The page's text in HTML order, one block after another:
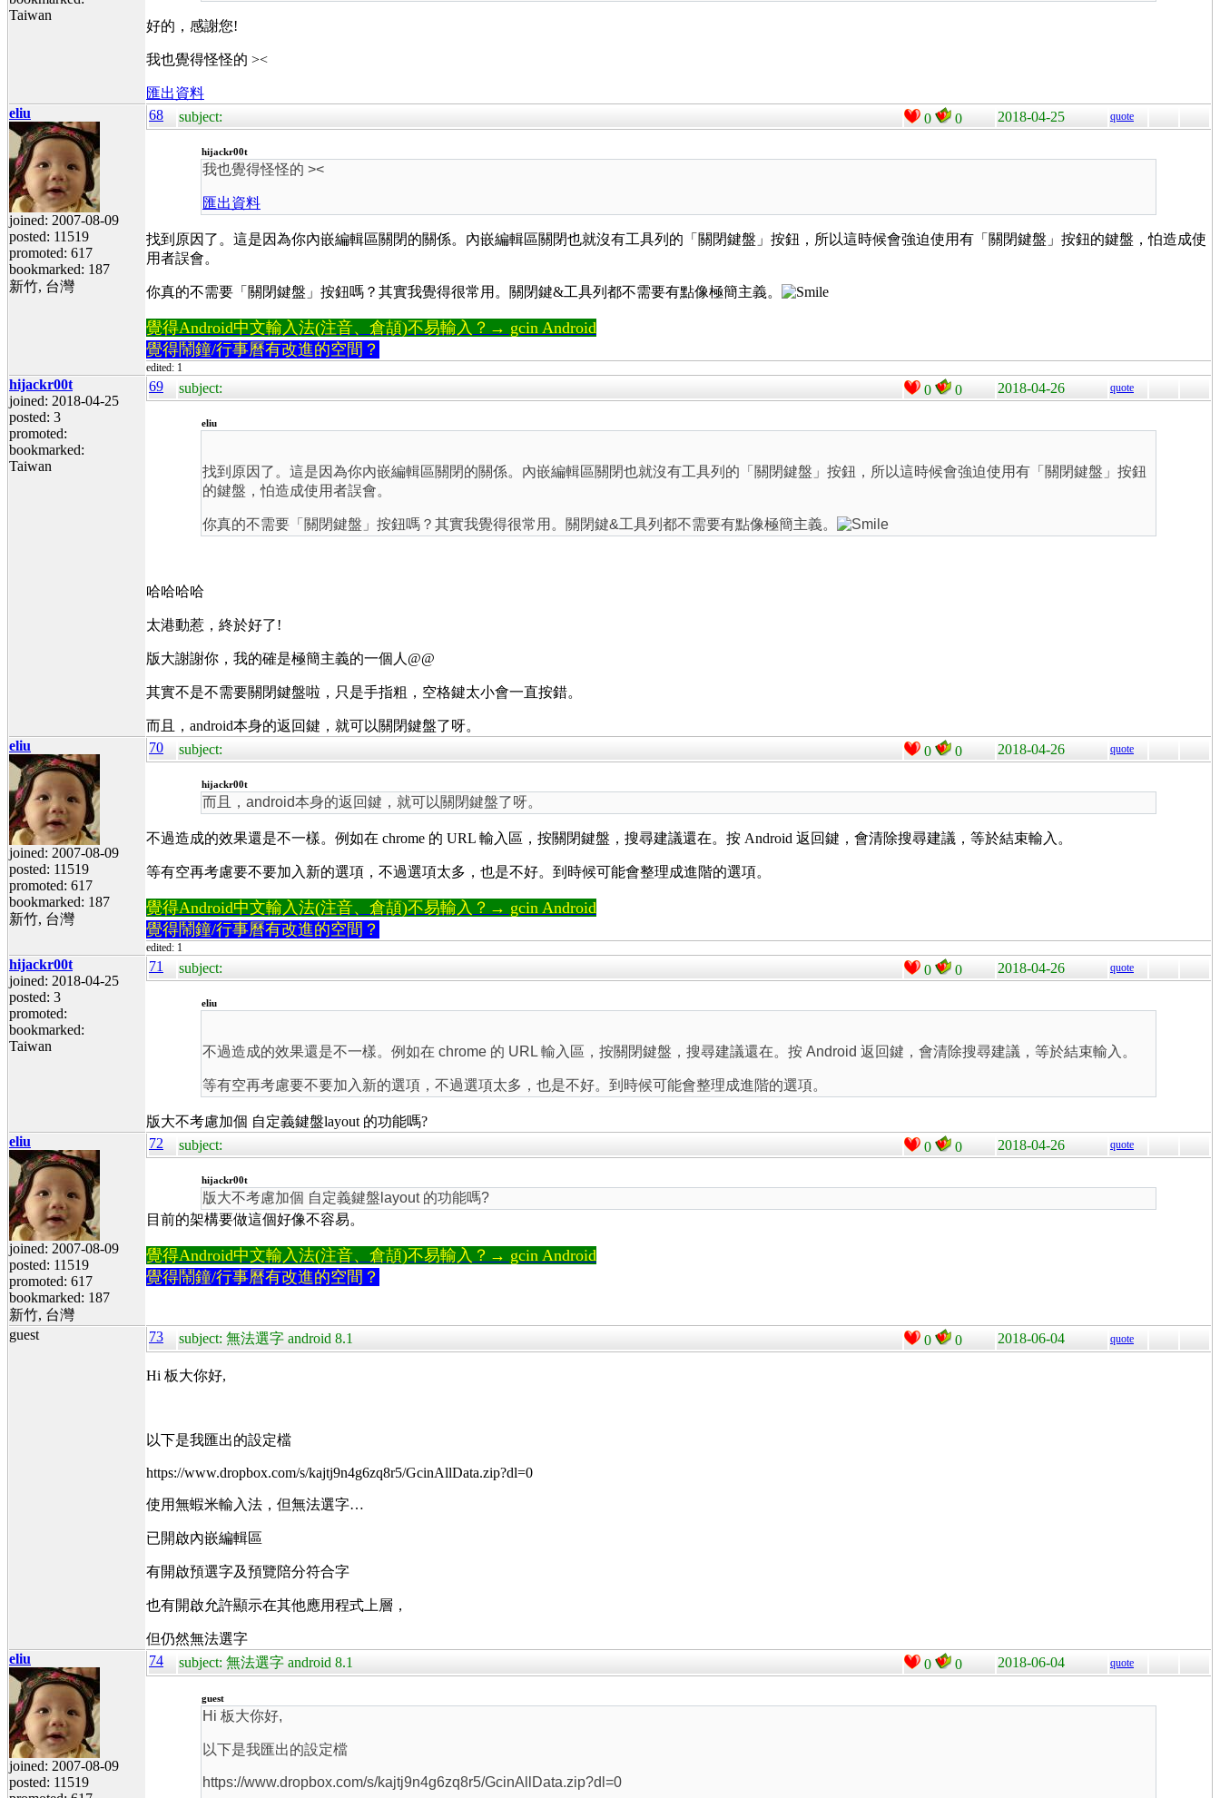
Taiwan
好的，感謝您!
我也覺得怪怪的 ><
匯出資料
eliu
joined: 2007-08-09
posted: 11519
promoted: 617
bookmarked: 187
新竹, 台灣
68 subject: 0 0 2018-04-25 quote
hijackr00t
我也覺得怪怪的 ><
匯出資料
找到原因了。這是因為你內嵌編輯區關閉的關係。內嵌編輯區關閉也就沒有工具列的「關閉鍵盤」按鈕，所以這時候會強迫使用有「關閉鍵盤」按鈕的鍵盤，怕造成使
用者誤會。
你真的不需要「關閉鍵盤」按鈕嗎？其實我覺得很常用。關閉鍵&工具列都不需要有點像極簡主義。
覺得Android中文輸入法(注音、倉頡)不易輸入？→ gcin Android
覺得鬧鐘/行事曆有改進的空間？
edited: 1
hijackr00t
joined: 2018-04-25
posted: 3
promoted:
bookmarked:
Taiwan
69 subject: 0 0 2018-04-26 quote
eliu
找到原因了。這是因為你內嵌編輯區關閉的關係。內嵌編輯區關閉也就沒有工具列的「關閉鍵盤」按鈕，所以這時候會強迫使用有「關閉鍵盤」按鈕
的鍵盤，怕造成使用者誤會。
你真的不需要「關閉鍵盤」按鈕嗎？其實我覺得很常用。關閉鍵&工具列都不需要有點像極簡主義。
哈哈哈哈
太港動惹，終於好了!
版大謝謝你，我的確是極簡主義的一個人@@
其實不是不需要關閉鍵盤啦，只是手指粗，空格鍵太小會一直按錯。
而且，android本身的返回鍵，就可以關閉鍵盤了呀。
eliu
joined: 2007-08-09
posted: 11519
promoted: 617
bookmarked: 187
新竹, 台灣
70 subject: 0 0 2018-04-26 quote
hijackr00t
而且，android本身的返回鍵，就可以關閉鍵盤了呀。
不過造成的效果還是不一樣。例如在 chrome 的 URL 輸入區，按關閉鍵盤，搜尋建議還在。按 Android 返回鍵，會清除搜尋建議，等於結束輸入。
等有空再考慮要不要加入新的選項，不過選項太多，也是不好。到時候可能會整理成進階的選項。
覺得Android中文輸入法(注音、倉頡)不易輸入？→ gcin Android
覺得鬧鐘/行事曆有改進的空間？
edited: 1
hijackr00t
joined: 2018-04-25
posted: 3
promoted:
bookmarked:
Taiwan
71 subject: 0 0 2018-04-26 quote
eliu
不過造成的效果還是不一樣。例如在 chrome 的 URL 輸入區，按關閉鍵盤，搜尋建議還在。按 Android 返回鍵，會清除搜尋建議，等於結束輸入。
等有空再考慮要不要加入新的選項，不過選項太多，也是不好。到時候可能會整理成進階的選項。
版大不考慮加個 自定義鍵盤layout 的功能嗎?
eliu
joined: 2007-08-09
posted: 11519
promoted: 617
bookmarked: 187
新竹, 台灣
72 subject: 0 0 2018-04-26 quote
hijackr00t
版大不考慮加個 自定義鍵盤layout 的功能嗎?
目前的架構要做這個好像不容易。
覺得Android中文輸入法(注音、倉頡)不易輸入？→ gcin Android
覺得鬧鐘/行事曆有改進的空間？
guest 73 subject: 無法選字 android 8.1 0 0 2018-06-04 quote
Hi 板大你好,
以下是我匯出的設定檔
https://www.dropbox.com/s/kajtj9n4g6zq8r5/GcinAllData.zip?dl=0
使用無蝦米輸入法，但無法選字…
已開啟內嵌編輯區
有開啟預選字及預覽陪分符合字
也有開啟允許顯示在其他應用程式上層，
但仍然無法選字
eliu
joined: 2007-08-09
posted: 11519
74 subject: 無法選字 android 8.1 0 0 2018-06-04 quote
guest
Hi 板大你好,
以下是我匯出的設定檔
https://www.dropbox.com/s/kajtj9n4g6zq8r5/GcinAllData.zip?dl=0